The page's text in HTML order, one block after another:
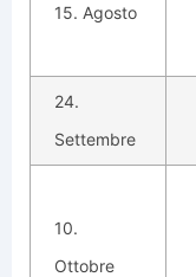
15. Agosto
24.
Settembre
10.
Ottobre